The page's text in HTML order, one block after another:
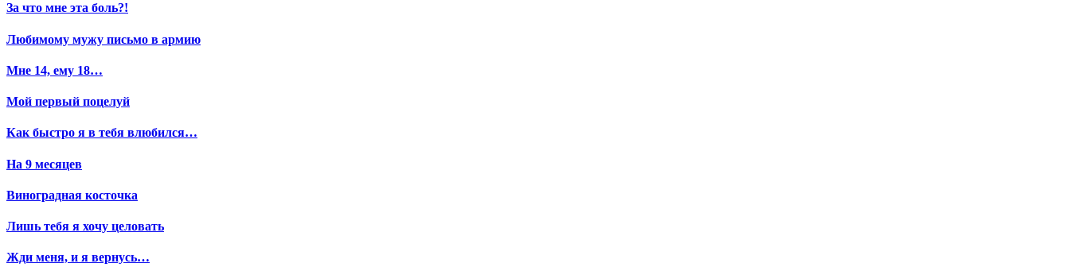
За что мне эта боль?!
Любимому мужу письмо в армию
Мне 14, ему 18…
Мой первый поцелуй
Как быстро я в тебя влюбился…
На 9 месяцев
Виноградная косточка
Лишь тебя я хочу целовать
Жди меня, и я вернусь…